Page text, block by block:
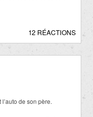
12 RÉACTIONS
de son père.